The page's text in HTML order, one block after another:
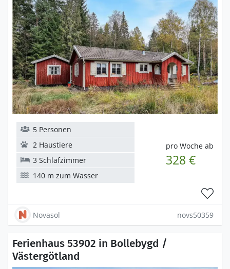
pro Woche ab
328 €
5 Personen
2 Haustiere
3 Schlafzimmer
140 m zum Wasser
Novasol novs50359
Ferienhaus 53902 in Bollebygd /
Västergötland